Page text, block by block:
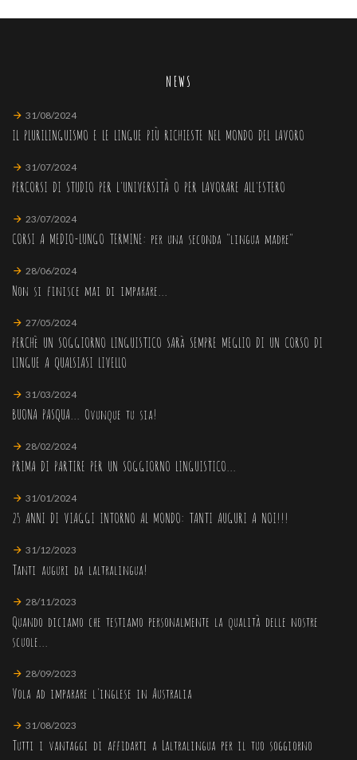
NEWS
31/08/2024
IL PLURILINGUISMO E LE LINGUE PIÙ RICHIESTE NEL MONDO DEL LAVORO
31/07/2024
PERCORSI DI STUDIO PER L'UNIVERSITÀ O PER LAVORARE ALL'ESTERO
23/07/2024
CORSI A MEDIO-LUNGO TERMINE: per una seconda "lingua madre"
28/06/2024
Non si finisce mai di imparare...
27/05/2024
PERCHè UN SOGGIORNO LINGUISTICO SARà SEMPRE MEGLIO DI UN CORSO DI
LINGUE A QUALSIASI LIVELLO
31/03/2024
BUONA PASQUA... Ovunque tu sia!
28/02/2024
PRIMA DI PARTIRE PER UN SOGGIORNO LINGUISTICO...
31/01/2024
25 ANNI DI VIAGGI INTORNO AL MONDO: TANTI AUGURI A NOI!!!
31/12/2023
Tanti auguri da laltralingua!
28/11/2023
Quando diciamo che testiamo personalmente la qualità delle nostre
scuole...
28/09/2023
Vola ad imparare l'inglese in Australia
31/08/2023
Tutti i vantaggi di affidarti a Laltralingua per il tuo soggiorno